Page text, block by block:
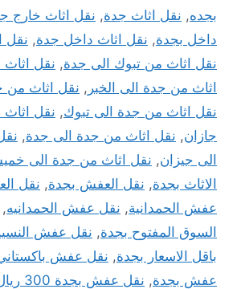
بجده, نقل اثاث جدة, نقل اثاث خارج
داخل بجدة, نقل اثاث داخل جدة, نقل
نقل اثاث من تبوك الى جدة, نقل
اثاث من جدة الى الخبر , نقل اثاث من
نقل اثاث من جدة الى تبوك, نقل
جازان, نقل اثاث من جدة الى جدة,
الى جيزان, نقل اثاث من جدة الى
الاثاث بجدة, نقل العفش بجدة, نقل
عفش الحمدانية, نقل عفش الحمدانيه,
السوق المفتوح بجدة, نقل عفش
باقل الاسعار بجدة, نقل عفش
عفش بجدة, نقل عفش بجدة 300 ريال